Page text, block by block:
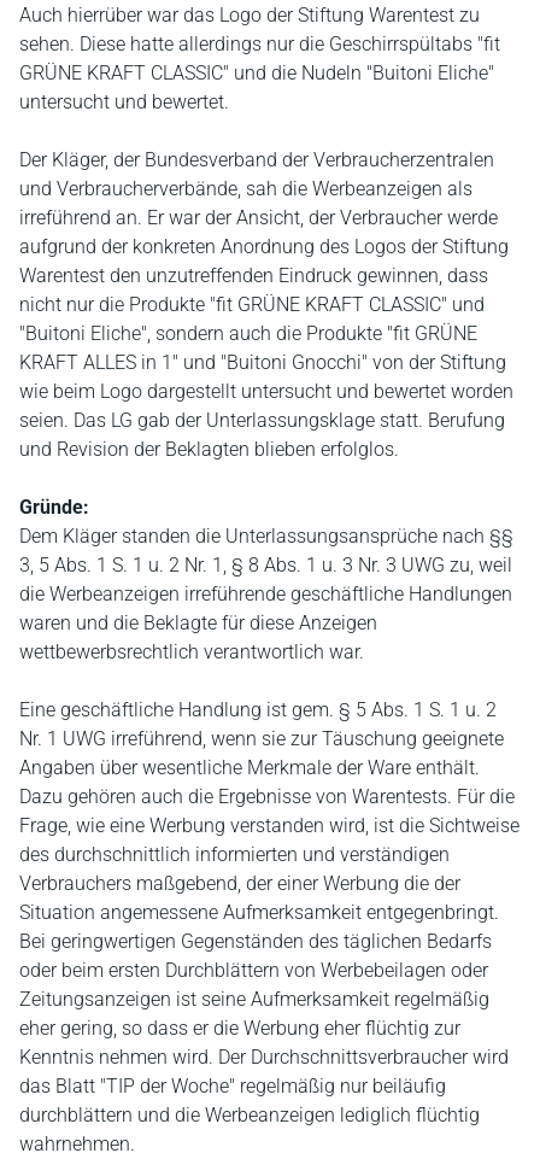
Auch hierrüber war das Logo der Stiftung Warentest zu
sehen. Diese hatte allerdings nur die Geschirrspültabs "fit
GRÜNE KRAFT CLASSIC" und die Nudeln "Buitoni Eliche"
untersucht und bewertet.
Der Kläger, der Bundesverband der Verbraucherzentralen
und Verbraucherverbände, sah die Werbeanzeigen als
irreführend an. Er war der Ansicht, der Verbraucher werde
aufgrund der konkreten Anordnung des Logos der Stiftung
Warentest den unzutreffenden Eindruck gewinnen, dass
nicht nur die Produkte "fit GRÜNE KRAFT CLASSIC" und
"Buitoni Eliche", sondern auch die Produkte "fit GRÜNE
KRAFT ALLES in 1" und "Buitoni Gnocchi" von der Stiftung
wie beim Logo dargestellt untersucht und bewertet worden
seien. Das LG gab der Unterlassungsklage statt. Berufung
und Revision der Beklagten blieben erfolglos.
Gründe:
Dem Kläger standen die Unterlassungsansprüche nach §§
3, 5 Abs. 1 S. 1 u. 2 Nr. 1, § 8 Abs. 1 u. 3 Nr. 3 UWG zu, weil
die Werbeanzeigen irreführende geschäftliche Handlungen
waren und die Beklagte für diese Anzeigen
wettbewerbsrechtlich verantwortlich war.
Eine geschäftliche Handlung ist gem. § 5 Abs. 1 S. 1 u. 2
Nr. 1 UWG irreführend, wenn sie zur Täuschung geeignete
Angaben über wesentliche Merkmale der Ware enthält.
Dazu gehören auch die Ergebnisse von Warentests. Für die
Frage, wie eine Werbung verstanden wird, ist die Sichtweise
des durchschnittlich informierten und verständigen
Verbrauchers maßgebend, der einer Werbung die der
Situation angemessene Aufmerksamkeit entgegenbringt.
Bei geringwertigen Gegenständen des täglichen Bedarfs
oder beim ersten Durchblättern von Werbebeilagen oder
Zeitungsanzeigen ist seine Aufmerksamkeit regelmäßig
eher gering, so dass er die Werbung eher flüchtig zur
Kenntnis nehmen wird. Der Durchschnittsverbraucher wird
das Blatt "TIP der Woche" regelmäßig nur beiläufig
durchblättern und die Werbeanzeigen lediglich flüchtig
wahrnehmen.